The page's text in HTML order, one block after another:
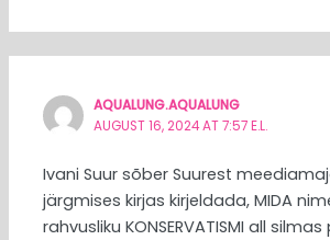
AQUALUNG.AQUALUNG
AUGUST 16, 2024 AT 7:57 E.L.
Ivani Suur sõber Suurest
järgmises kirjas kirjeldada, MIDA
rahvusliku KONSERVATISMI all